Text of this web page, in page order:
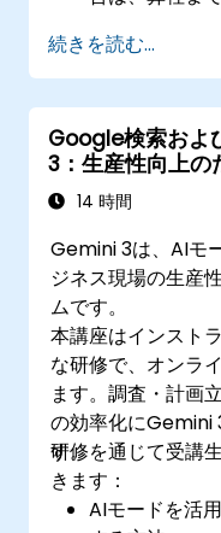
続きを読む...
Google検索およ
3：生産性向上の
14 時間
Gemini 3は、AIモ
ジネス現場の生産
ムです。
本講座はインスト
な研修で、オンラ
ます。調査・計画
の効率化にGemini
す。
研修を通じて受講
きます：
AIモードを活